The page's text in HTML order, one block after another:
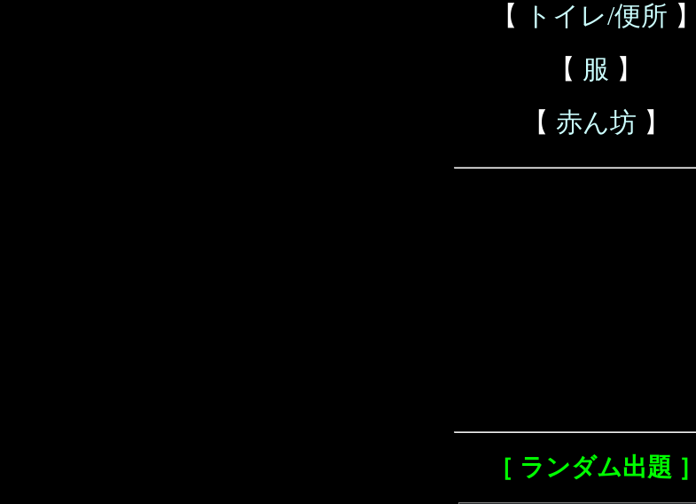
【 トイレ/便所 】
【 服 】
【 赤ん坊 】
［ ランダム出題 ］